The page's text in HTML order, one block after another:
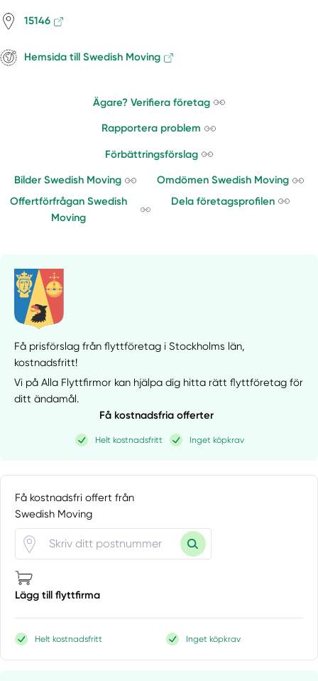
15146
Hemsida till Swedish Moving
Ägare? Verifiera företag
Rapportera problem
Förbättringsförslag
Bilder Swedish Moving
Omdömen Swedish Moving
Offertförfrågan Swedish
Moving
Dela företagsprofilen
Få prisförslag från flyttföretag i Stockholms län,
kostnadsfritt!
Vi på Alla Flyttfirmor kan hjälpa dig hitta rätt flyttföretag för
ditt ändamål.
Få kostnadsfria offerter
Helt kostnadsfritt Inget köpkrav
Få kostnadsfri offert från
Swedish Moving
Lägg till flyttfirma
Helt kostnadsfritt Inget köpkrav